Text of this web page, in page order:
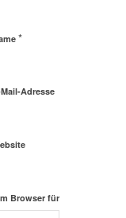
*
Adresse
Browser für